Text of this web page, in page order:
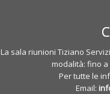
La sala riunioni Tiziano
modalità: fino a
Per tutte le
Email: